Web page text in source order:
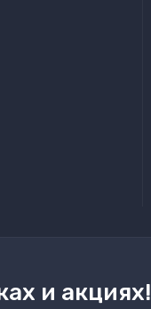
и акциях!